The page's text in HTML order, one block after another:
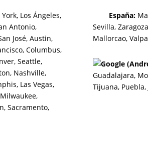
Los Ángeles,
Antonio,
José, Austin,
Columbus,
Seattle,
Nashville,
Las Vegas,
Sacramento,
España:
Sevilla,
Mallorcao,
Guadalajara,
Tijuana, Puebla,